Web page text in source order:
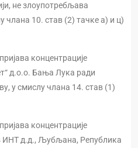
не злоупотребљава
члана 10. став (2) тачке а) и ц)
концентрације
д.о.о. Бања Лука ради
у смислу члана 14. став (1)
концентрације
ИНТ д.д., Љубљана, Република